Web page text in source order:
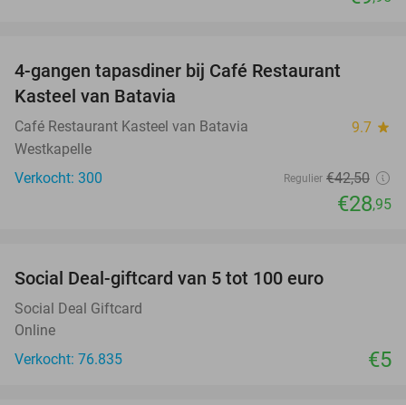
4-gangen tapasdiner bij Café Restaurant
Kasteel van Batavia
Café Restaurant Kasteel van Batavia 9.7 star
Westkapelle
Verkocht: 300
Regulier €42,50
€28,95
Social Deal-giftcard van 5 tot 100 euro
Social Deal Giftcard
Online
Verkocht: 76.835
€5